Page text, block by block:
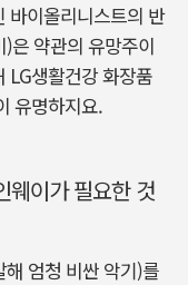
바이올리니스트의 반
은 약관의 유망주이
LG생활건강 화장품
유명하지요.
웨이가 필요한 것
엄청 비싼 악기)를